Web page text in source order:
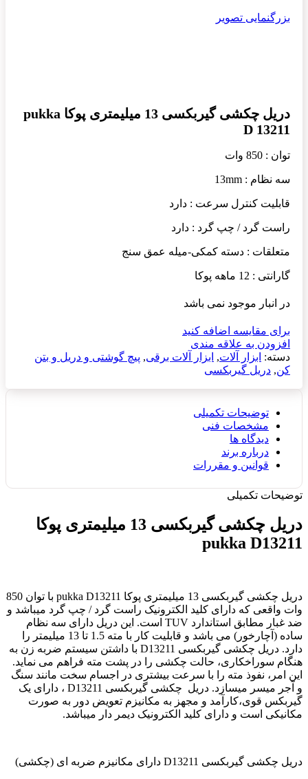
بزرگنمایی تصویر
دریل چکشی گیربکسی 13 میلیمتری پوکا pukka
D 13211
توان : 850 وات
سه نظام : 13mm
قابلیت کنترل سرعت : دارد
راست گرد / چپ گرد : دارد
متعلقات : دسته کمکی-میله عمق سنج
گارانتی : 12 ماهه پوکا
در انبار موجود نمی باشد
برای مقایسه اضافه کنید
افزودن به علاقه مندی
دسته: ابزار آلات, ابزار آلات برقی, پیچ گوشتی و دریل و بتن
کن, دریل گیربکسی
توضیحات تکمیلی
مشخصات فنی
دیدگاه ها
درباره برند
قوانین و مقررات
توضیحات تکمیلی
دریل چکشی گیربکسی 13 میلیمتری پوکا
pukka D13211
دریل چکشی گیربکسی 13 میلیمتری پوکا pukka D13211 با توان 850
وات واقعی که دارای کلید الکترونیک راست گرد / چپ گرد میباشد و
ضد غبار مطابق استاندارد TUV است. این دریل دارای سه نظام
ساده (آچارخور) می باشد و قابلیت کار با مته 1.5 تا 13 میلیمتر را
دارد. دریل چکشی گیربکسی D13211 با داشتن سیستم ضربه زن به
هنگام سوراخکاری، حالت چکشی را در پشت مته فراهم می نماید.
این امر، نفوذ مته را با سرعت بیشتری در اجسام سخت مانند سنگ
و آجر میسر میسازد. دریل چکشی گیربکسی D13211 ، دارای یک
گیربکس قوی،کارآمد و مجهز به مکانیزم تعویض دور به صورت
مکانیکی است و دارای کلید الکترونیک دیمر دار میباشد.
دریل چکشی گیربکسی D13211 دارای مکانیزم ضربه ای (چکشی)